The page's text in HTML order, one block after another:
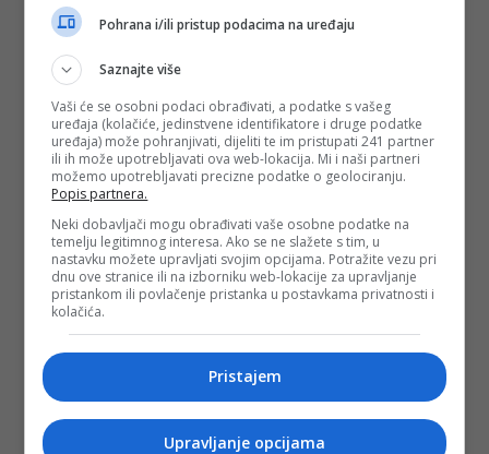
Pohrana i/ili pristup podacima na uređaju
Saznajte više
Vaši će se osobni podaci obrađivati, a podatke s vašeg
uređaja (kolačiće, jedinstvene identifikatore i druge podatke
uređaja) može pohranjivati, dijeliti te im pristupati 241 partner
ili ih može upotrebljavati ova web-lokacija. Mi i naši partneri
možemo upotrebljavati precizne podatke o geolociranju.
Popis partnera.
Neki dobavljači mogu obrađivati vaše osobne podatke na
temelju legitimnog interesa. Ako se ne slažete s tim, u
nastavku možete upravljati svojim opcijama. Potražite vezu pri
dnu ove stranice ili na izborniku web-lokacije za upravljanje
pristankom ili povlačenje pristanka u postavkama privatnosti i
kolačića.
Pristajem
Upravljanje opcijama